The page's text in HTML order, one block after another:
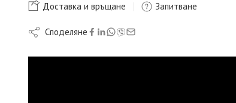
Доставка и връщане Запитване
Споделяне